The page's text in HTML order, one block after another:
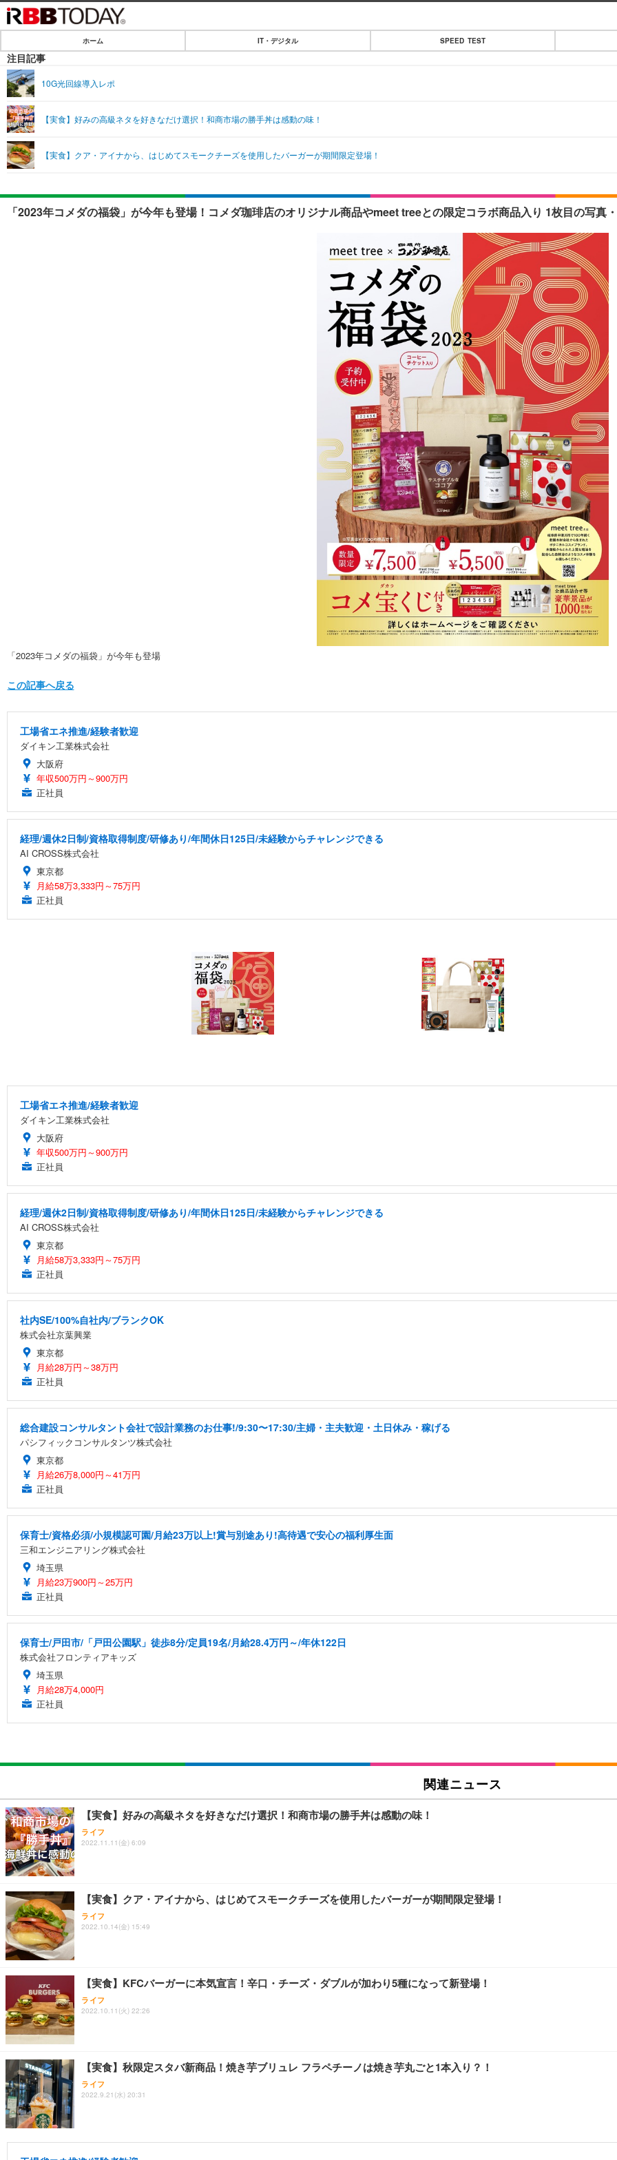
IT・デジタル
ショッピング
SPEED TEST
エンタメ
エンタメTOP
音楽
ライフ
ライフTOP
ペット
リリース一覧
ホーム IT・デジタル SPEED TEST
注目記事
10G光回線導入レポ
【実食】好みの高級ネタを好きなだけ選択！和商市場の勝手丼は感動の味！
【実食】クア・アイナから、はじめてスモークチーズを使用したバーガーが期間限定登場！
「2023年コメダの福袋」が今年も登場！コメダ珈琲店のオリジナル商品やmeet treeとの限定コラボ商品入り 1枚目の写真
「2023年コメダの福袋」が今年も登場
この記事へ戻る
工場省エネ推進/経験者歓迎
ダイキン工業株式会社
大阪府
年収500万円～900万円
正社員
経理/週休2日制/資格取得制度/研修あり/年間休日125日/未経験からチャレンジできる
AI CROSS株式会社
東京都
月給58万3,333円～75万円
正社員
工場省エネ推進/経験者歓迎
ダイキン工業株式会社
大阪府
年収500万円～900万円
正社員
経理/週休2日制/資格取得制度/研修あり/年間休日125日/未経験からチャレンジできる
AI CROSS株式会社
東京都
月給58万3,333円～75万円
正社員
社内SE/100%自社内/ブランクOK
株式会社京葉興業
東京都
月給28万円～38万円
正社員
総合建設コンサルタント会社で設計業務のお仕事!/9:30〜17:30/主婦・主夫歓迎・土日休み・稼げる
パシフィックコンサルタンツ株式会社
東京都
月給26万8,000円～41万円
正社員
保育士/資格必須/小規模認可園/月給23万以上!賞与別途あり!高待遇で安心の福利厚生面
三和エンジニアリング株式会社
埼玉県
月給23万900円～25万円
正社員
保育士/戸田市/「戸田公園駅」徒歩8分/定員19名/月給28.4万円～/年休122日
株式会社フロンティアキッズ
埼玉県
月給28万4,000円
正社員
関連ニュース
【実食】好みの高級ネタを好きなだけ選択！和商市場の勝手丼は感動の味！
ライフ
2022.11.11(金) 6:09
【実食】クア・アイナから、はじめてスモークチーズを使用したバーガーが期間限定登場！
ライフ
2022.10.14(金) 15:49
【実食】KFCバーガーに本気宣言！辛口・チーズ・ダブルが加わり5種になって新登場！
ライフ
2022.10.11(火) 22:26
【実食】秋限定スタバ新商品！焼き芋ブリュレ フラペチーノは焼き芋丸ごと1本入り？！
ライフ
2022.9.21(水) 20:31